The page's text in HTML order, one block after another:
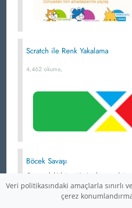
Scratch ile Renk Yakalama
4,462 okuma,
Böcek Savaşı
Ormandaki böceğimiz düşman
veriyor.
Veri politikasındaki amaçlarla sınırlı
çerez